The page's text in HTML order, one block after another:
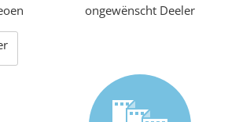
ongewënscht Deeler